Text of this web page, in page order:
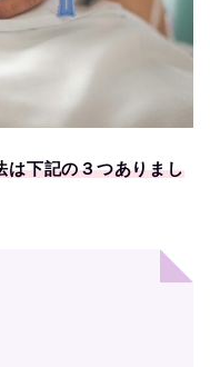
は下記の３つありまし